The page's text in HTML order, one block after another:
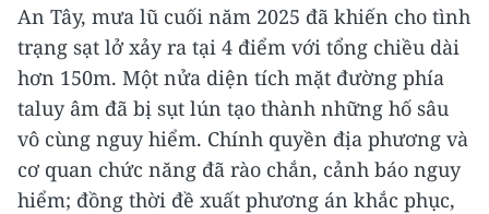
An Tây, mưa lũ cuối năm 2025 đã khiến cho tình
trạng sạt lở xảy ra tại 4 điểm với tổng chiều dài
hơn 150m. Một nửa diện tích mặt đường phía
taluy âm đã bị sụt lún tạo thành những hố sâu
vô cùng nguy hiểm. Chính quyền địa phương và
cơ quan chức năng đã rào chắn, cảnh báo nguy
hiểm; đồng thời đề xuất phương án khắc phục,